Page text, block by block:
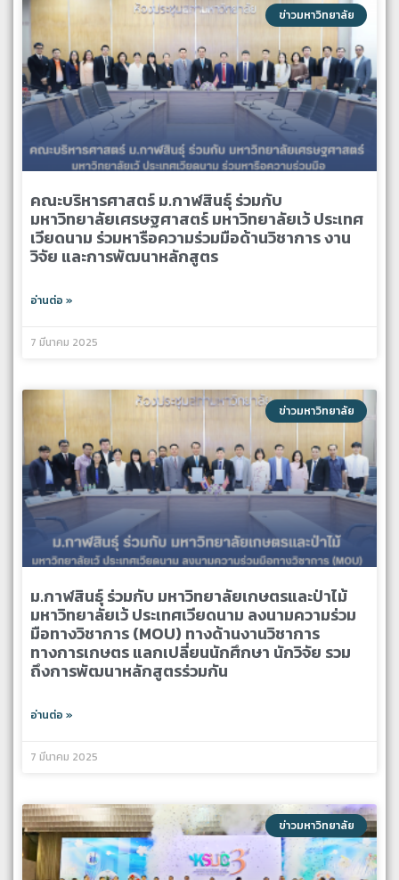
ข่าวมหาวิทยาลัย
คณะบริหารศาสตร์ ม.กาฬสินธุ์ ร่วมกับ
มหาวิทยาลัยเศรษฐศาสตร์ มหาวิทยาลัยเว้ ประเทศ
เวียดนาม ร่วมหารือความร่วมมือด้านวิชาการ งาน
วิจัย และการพัฒนาหลักสูตร
อ่านต่อ »
7 มีนาคม 2025
ข่าวมหาวิทยาลัย
ม.กาฬสินธุ์ ร่วมกับ มหาวิทยาลัยเกษตรและป่าไม้
มหาวิทยาลัยเว้ ประเทศเวียดนาม ลงนามความร่วม
มือทางวิชาการ (MOU) ทางด้านงานวิชาการ
ทางการเกษตร แลกเปลี่ยนนักศึกษา นักวิจัย รวม
ถึงการพัฒนาหลักสูตรร่วมกัน
อ่านต่อ »
7 มีนาคม 2025
ข่าวมหาวิทยาลัย